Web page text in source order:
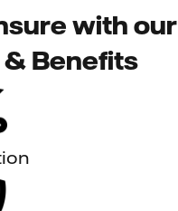
with our
Benefits